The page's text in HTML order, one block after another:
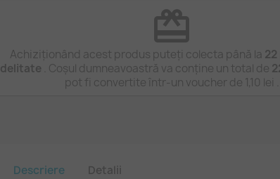
redeem
Achiziționând acest produs puteți colecta până la 22
. Coșul dumneavoastră va conține un total de
pot fi convertite într-un voucher de 1,10 lei
Descriere Detalii